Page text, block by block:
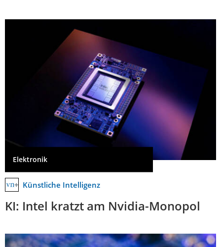
Elektronik
Künstliche Intelligenz
KI: Intel kratzt am Nvidia-Monopol